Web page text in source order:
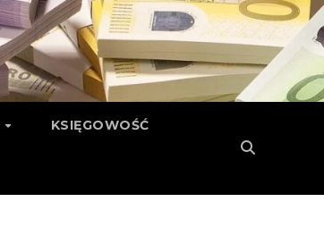
KSIĘGOWOŚĆ